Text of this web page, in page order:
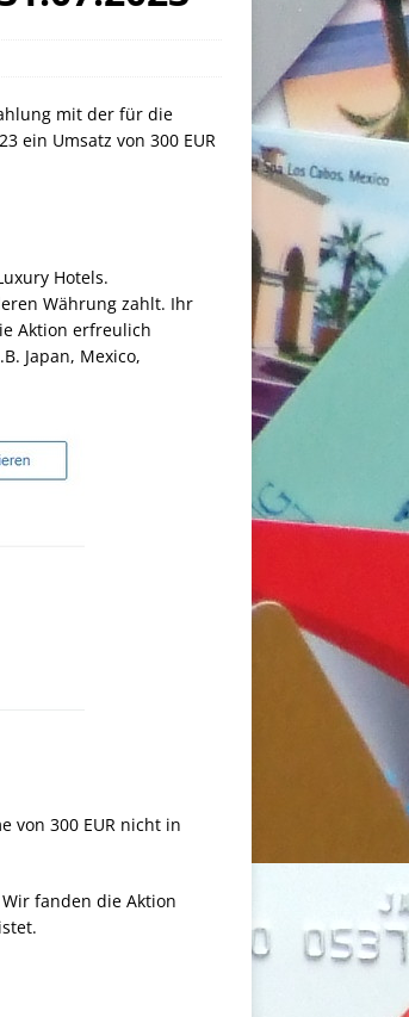
mit der für die
ein Umsatz von 300 EUR
Hotels.
Währung zahlt. Ihr
Aktion erfreulich
Japan, Mexico,
von 300 EUR nicht in
fanden die Aktion